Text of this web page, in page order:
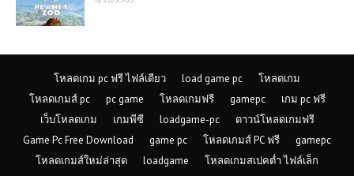
2021 | Free Download
(PC) Call Of Duty: Advanced
Warfare | Free Download
โหลดเกมส์ (PC) ฟรี Resident Evil
7 | Free Download
โหลดเกม pc ฟรี ไฟล์เดียว load game pc
โหลดเกม
โหลดเกมส์ pc
pc game โหลดเกมฟรี gamepc
เกม pc ฟรี
เว็บโหลดเกม
เกมพีซี loadgame-pc
ดาวน์โหลดเกมฟรี
Game Pc Free Download
game pc โหลดเกมส์ PC ฟรี
gamepc
โหลดเกมส์ใหม่ล่าสุด
loadgame
โหลดเกมสเปคต่ำ ไฟล์เล็ก